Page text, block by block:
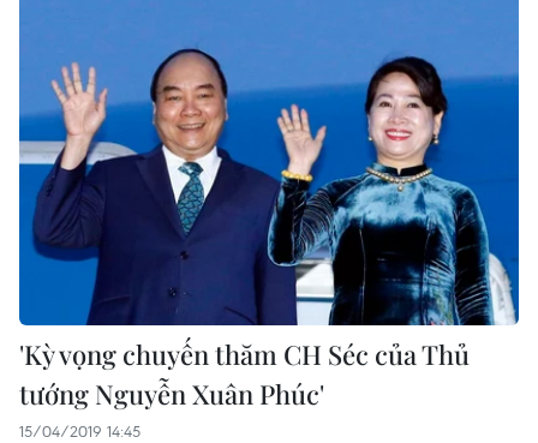
'Kỳ vọng chuyến thăm CH Séc của Thủ
tướng Nguyễn Xuân Phúc'
15/04/2019 14:45